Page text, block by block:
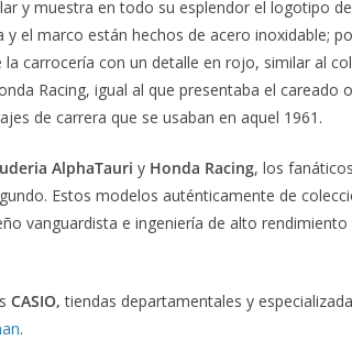
y muestra en todo su esplendor el logotipo de
y el marco están hechos de acero inoxidable;
carrocería con un detalle en rojo, similar al
Racing, igual al que presentaba el careado
de carrera que se usaban en aquel 1961.
AlphaTauri y Honda Racing, los
Estos modelos auténticamente de
vanguardista e ingeniería de alto rendimiento
CASIO,tiendas departamentales y
.